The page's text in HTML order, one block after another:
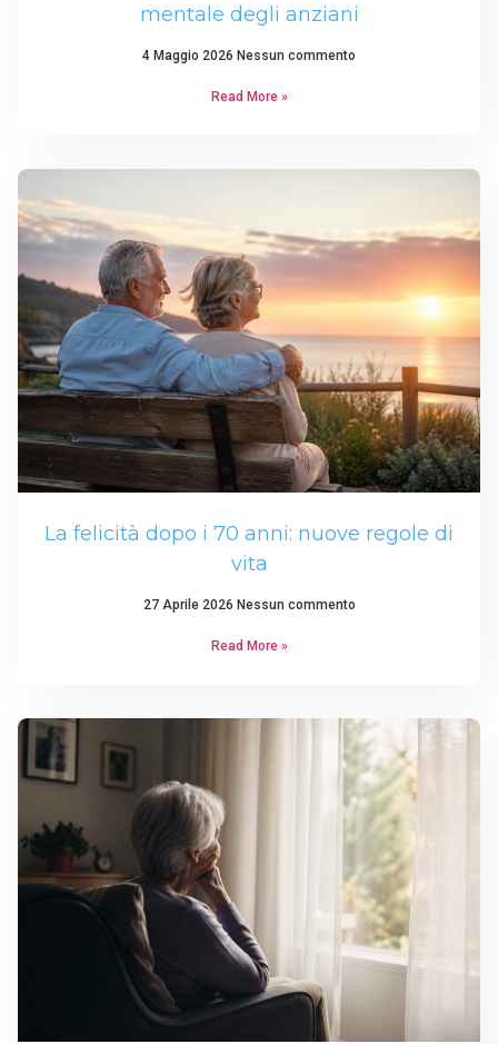
mentale degli anziani
4 Maggio 2026 Nessun commento
Read More »
La felicità dopo i 70 anni: nuove regole di
vita
27 Aprile 2026 Nessun commento
Read More »